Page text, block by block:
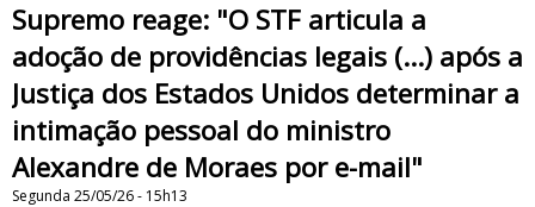
Supremo reage: "O STF articula a
adoção de providências legais (...) após a
Justiça dos Estados Unidos determinar a
intimação pessoal do ministro
Alexandre de Moraes por e-mail"
Segunda 25/05/26 - 15h13